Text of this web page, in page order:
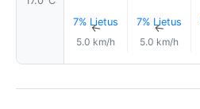
7% Lietus
↑
5.0 km/h
7% Lietus
↑
5.0 km/h